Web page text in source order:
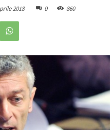
2018 0 860